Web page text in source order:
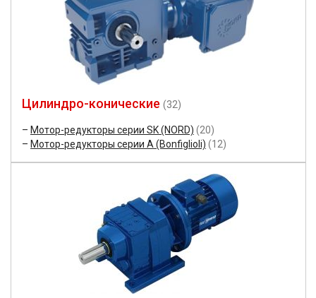
Цилиндро-конические (32)
Мотор-редукторы серии SK (NORD) (20)
Мотор-редукторы серии A (Bonfiglioli) (12)